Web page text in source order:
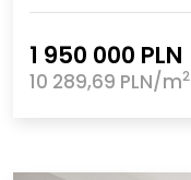
1 950 000 PLN
10 289,69 PLN/m2